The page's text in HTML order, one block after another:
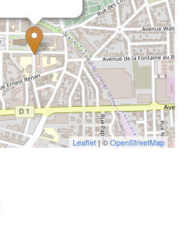
Leaflet | ©OpenStreetMap